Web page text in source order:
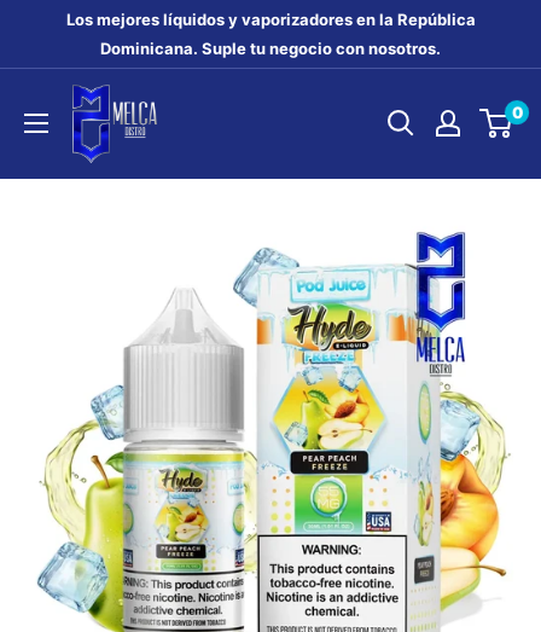
directamente
contenido
Los mejores líquidos y vaporizadores en la República
Dominicana. Suple tu negocio con nosotros.
MELCA
DISTRO
0